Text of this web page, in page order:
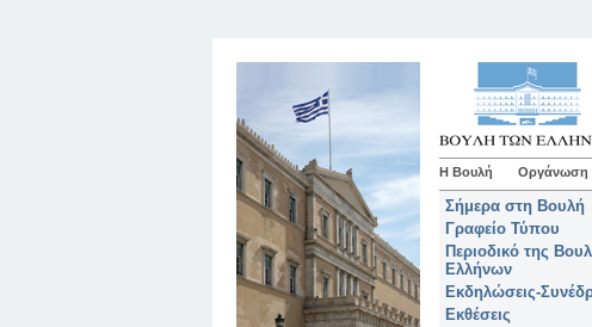
Η Βουλή Οργάνωση
Σήμερα στη Βουλή
Γραφείο Τύπου
Περιοδικό της
Ελλήνων
Εκδηλώσεις-
Εκθέσεις